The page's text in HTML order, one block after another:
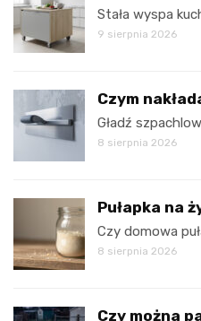
Stała wyspa
9 sierpnia 2026
Czym
Gładź
8 sierpnia 2026
Pułapka na
Czy domowa
8 sierpnia 2026
Czy można